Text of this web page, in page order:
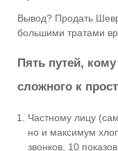
Вывод? Продать
большими тратами
Пять путей,
сложного к
Частному лицу
но и максимум
звонков, 10